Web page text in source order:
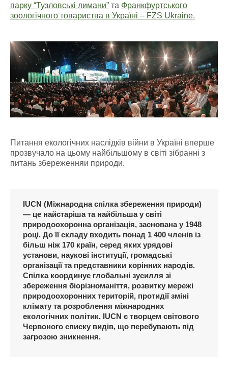
парку “Тузловські лимани” та Франкфуртського
зоологічного товариства в Україні – FZS Ukraine.
Питання екологічних наслідків війни в Україні вперше
прозвучало на цьому найбільшому в світі зібранні з
питань збереженняи природи.
IUCN (Міжнародна спілка збереження природи)
— це найстаріша та найбільша у світі
природоохоронна організація, заснована у 1948
році. До її складу входить понад 1 400 членів із
більш ніж 170 країн, серед яких урядові
установи, наукові інституції, громадські
організації та представники корінних народів.
Спілка координує глобальні зусилля зі
збереження біорізноманіття, розвитку мережі
природоохоронних територій, протидії зміні
клімату та розроблення міжнародних
екологічних політик. IUCN є творцем світового
Червоного списку видів, що перебувають під
загрозою зникнення.